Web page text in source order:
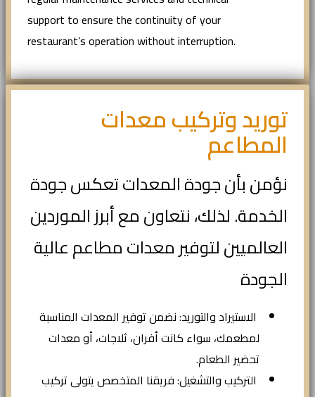
support to ensure the continuity of your
restaurant’s operation without interruption.
توريد وتركيب معدات
المطاعم
نؤمن بأن جودة المعدات تعكس جودة
الخدمة. لذلك، نتعاون مع أبرز الموردين
العالميين لتوفير معدات مطاعم عالية
الجودة
الاستيراد والتوريد: نضمن توفير المعدات المناسبة
لمطعمك، سواء كانت أفران، ثلاجات، أو معدات
تحضير الطعام.
التركيب والتشغيل: فريقنا المتخصص يتولى تركيب